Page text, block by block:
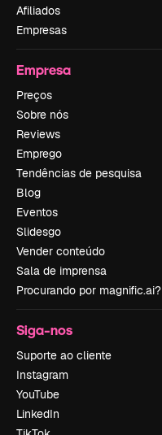
Afiliados
Empresas
Empresa
Preços
Sobre nós
Reviews
Emprego
Tendências de pesquisa
Blog
Eventos
Slidesgo
Vender conteúdo
Sala de imprensa
Procurando por magnific.ai?
Siga-nos
Suporte ao cliente
Instagram
YouTube
LinkedIn